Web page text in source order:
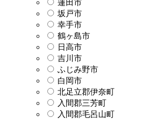
蓮田市
坂戸市
幸手市
鶴ヶ島市
日高市
吉川市
ふじみ野市
白岡市
北足立郡伊奈町
入間郡三芳町
入間郡毛呂山町